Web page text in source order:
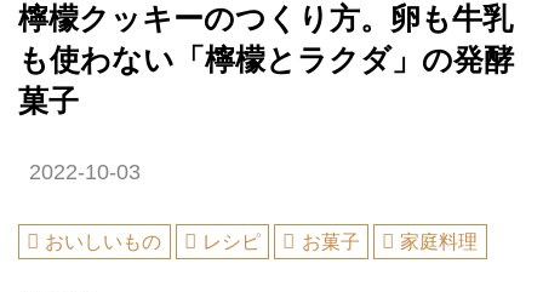
檸檬クッキーのつくり方。卵も牛乳
も使わない「檸檬とラクダ」の発酵
菓子
2022-10-03
おいしいもの レシピ お菓子 家庭料理